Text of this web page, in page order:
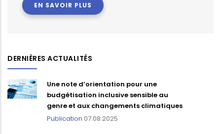
EN SAVOIR PLUS
DERNIÈRES ACTUALITÉS
Une note d’orientation pour une
budgétisation inclusive sensible au
genre et aux changements climatiques
Publication 07.08.2025